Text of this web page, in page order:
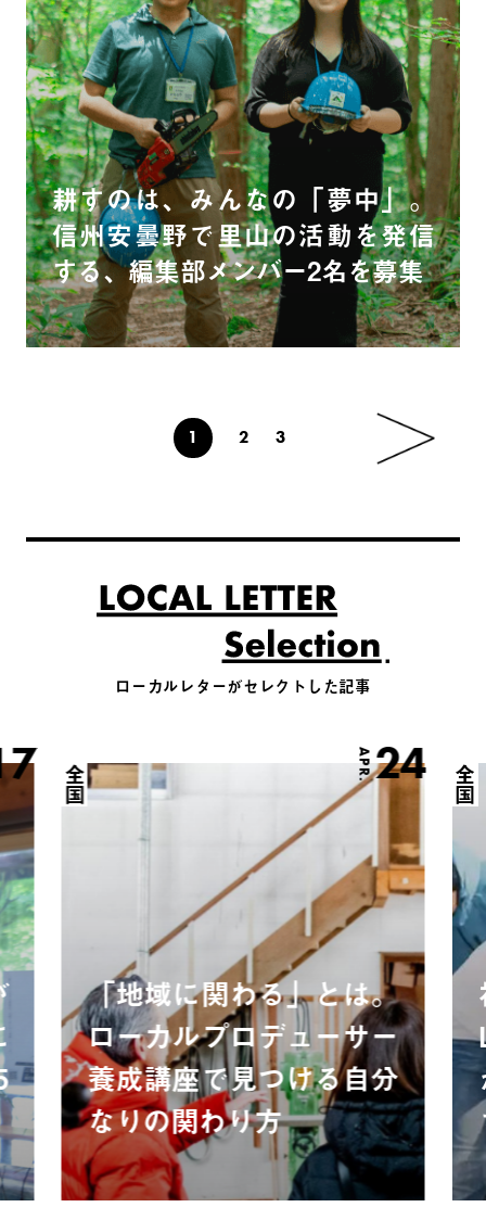
耕すのは、みんなの「夢中」。
信州安曇野で里山の活動を発信
する、編集部メンバー2名を募集
1 2 3
ローカルレターがセレクトした記事
APR.24
全国
「地域に関わる」とは。
ローカルプロデューサー
養成講座で見つける自分
なりの関わり方
全国